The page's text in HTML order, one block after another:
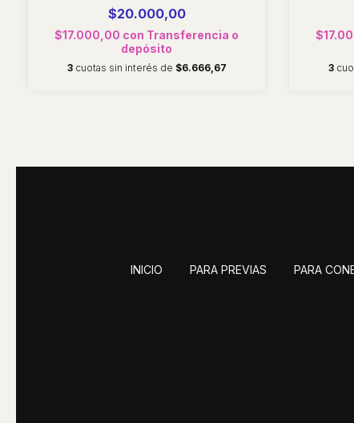
$20.000,00
$17.000,00 con Transferencia o
depósito
3 cuotas sin interés de $6.666,67 3
INICIO PARA PREVIAS PARA